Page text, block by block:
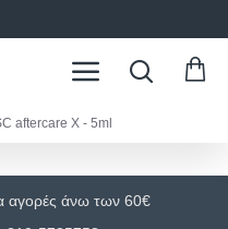
aftercare X - 5ml
αγορές άνω των 60€